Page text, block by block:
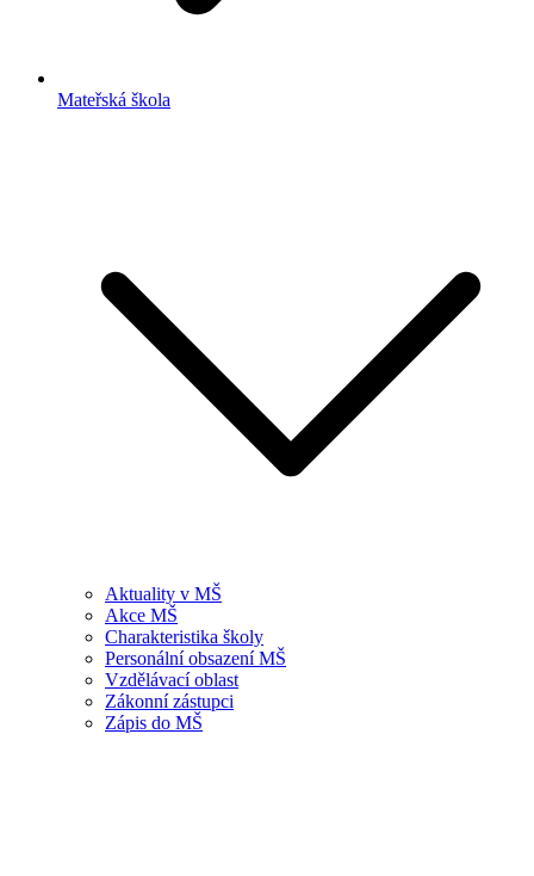
Mateřská škola
Aktuality v MŠ
Akce MŠ
Charakteristika školy
Personální obsazení MŠ
Vzdělávací oblast
Zákonní zástupci
Zápis do MŠ